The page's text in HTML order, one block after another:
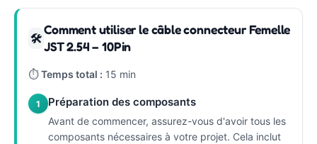
🛠
Comment utiliser le câble connecteur Femelle
JST 2.54 – 10Pin
⏱Temps total : 15 min
1 Préparation des composants
Avant de commencer, assurez-vous d'avoir tous les
composants nécessaires à votre projet. Cela inclut